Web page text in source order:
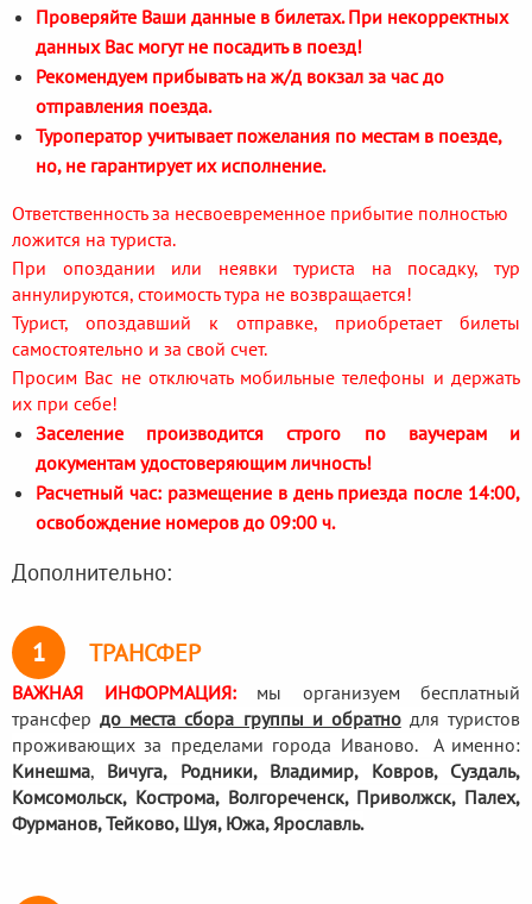
Проверяйте Ваши данные в билетах. При некорректных
данных Вас могут не посадить в поезд!
Рекомендуем прибывать на ж/д вокзал за час до
отправления поезда.
Туроператор учитывает пожелания по местам в поезде,
но, не гарантирует их исполнение.
Ответственность за несвоевременное прибытие полностью
ложится на туриста.
При опоздании или неявки туриста на посадку, тур
аннулируются, стоимость тура не возвращается!
Турист, опоздавший к отправке, приобретает билеты
самостоятельно и за свой счет.
Просим Вас не отключать мобильные телефоны и держать
их при себе!
Заселение производится строго по ваучерам и
документам удостоверяющим личность!
Расчетный час: размещение в день приезда после 14:00,
освобождение номеров до 09:00 ч.
Дополнительно:
1 ТРАНСФЕР
ВАЖНАЯ ИНФОРМАЦИЯ:мы организуем бесплатный
трансфердо места сбора группы и обратнодля туристов
проживающих за пределами города Иваново. А именно:
Кинешма, Вичуга, Родники, Владимир, Ковров, Суздаль,
Комсомольск, Кострома, Волгореченск, Приволжск, Палех,
Фурманов, Тейково, Шуя, Южа, Ярославль.